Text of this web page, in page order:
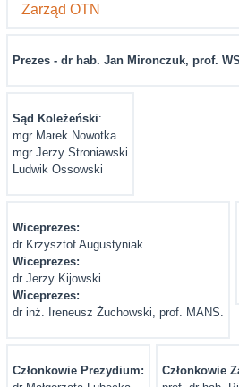
Zarząd OTN
Prezes - dr hab. Jan Mironczuk, prof.
Sąd Koleżeński:
mgr Marek Nowotka
mgr Jerzy Stroniawski
Ludwik Ossowski
Wiceprezes:
dr Krzysztof Augustyniak
Wiceprezes:
dr Jerzy Kijowski
Wiceprezes:
dr inż. Ireneusz Żuchowski, prof. MANS.
Członkowie Prezydium:
Członkowie